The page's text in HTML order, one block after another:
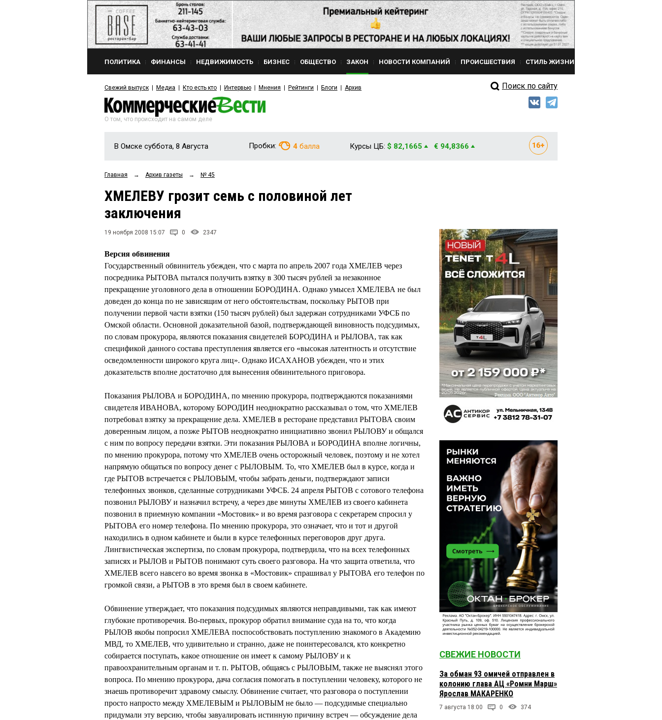
ПОЛИТИКА ФИНАНСЫ НЕДВИЖИМОСТЬ БИЗНЕС ОБЩЕСТВО ЗАКОН НОВОСТИ КОМПАНИЙ ПРОИСШЕСТВИЯ СТИЛЬ ЖИЗНИ
Свежий выпуск Медиа Кто есть кто Интервью Мнения Рейтинги Блоги Архив Поиск по сайту
О том, что происходит на самом деле
В Омске суббота, 8 Августа Пробки: 4 балла Курсы ЦБ: $ 82,1665 € 94,8366
Главная → Архив газеты → № 45
ХМЕЛЕВУ грозит семь с половиной лет
заключения
19 ноября 2008 15:07 0 2347
Версия обвинения
Государственный обвинитель убежден, что с марта по апрель 2007 года ХМЕЛЕВ через
посредника РЫТОВА пытался получить взятку в 300 тысяч рублей за незаконное
прекращение уголовного дела в отношении БОРОДИНА. Однако умысел ХМЕЛЕВА не был
доведен до конца по не зависящим от него обстоятельствам, поскольку РЫТОВ при
получении первой части взятки (150 тысяч рублей) был задержан сотрудниками УФСБ по
Омской области. Основной доказательной базой, подтверждающей виновность подсудимых,
по словам прокурора, являются показания свидетелей БОРОДИНА и РЫЛОВА, так как
спецификой данного состава преступления является его «высокая латентность и отсутствие
осведомленности широкого круга лиц». Однако ИСАХАНОВ убежден, что и этих
доказательств вполне достаточно для вынесения обвинительного приговора.
Показания РЫЛОВА и БОРОДИНА, по мнению прокурора, подтверждаются показаниями
свидетеля ИВАНОВА, которому БОРОДИН неоднократно рассказывал о том, что ХМЕЛЕВ
потребовал взятку за прекращение дела. ХМЕЛЕВ в ресторане представил РЫТОВА своим
доверенным лицом, а позже РЫТОВ неоднократно инициативно звонил РЫЛОВУ и общался
с ним по вопросу передачи взятки. Эти показания РЫЛОВА и БОРОДИНА вполне логичны,
по мнению прокурора, потому что ХМЕЛЕВ очень осторожный человек, поэтому и не хотел
напрямую общаться по вопросу денег с РЫЛОВЫМ. То, что ХМЕЛЕВ был в курсе, когда и
где РЫТОВ встречается с РЫЛОВЫМ, чтобы забрать деньги, подтверждают записи
телефонных звонков, сделанные сотрудниками УФСБ. 24 апреля РЫТОВ с сотового телефона
позвонил РЫЛОВУ и назначил встречу, а через две минуты ХМЕЛЕВ из своего кабинета
позвонил в приемную компании «Мостовик» и во время разговора с секретарем спросил у
РЫТОВА его номер телефона. По мнению прокурора, это означает, что и тот и другой
находились в одном кабинете и были в курсе телефонных переговоров друг друга.
Лингвистическая экспертиза, по словам прокурора, подтвердила, что на всех телефонных
записях и РЫЛОВ и РЫТОВ понимают суть своего разговора. На что защита ответила, что
ХМЕЛЕВ всего навсего во время звонка в «Мостовик» спрашивал у РЫТОВА его телефон по
громкой связи, а РЫТОВ в это время был в своем кабинете.
Обвинение утверждает, что показания подсудимых являются неправдивыми, так как имеют
глубокие противоречия. Во-первых, прокурор обратил внимание суда на то, что когда
РЫЛОВ якобы попросил ХМЕЛЕВА поспособствовать поступлению знакомого в Академию
МВД, то ХМЕЛЕВ, что удивительно и странно, даже не поинтересовался, кто конкретно
собирается поступать, какое отношение он имеет к самому РЫЛОВУ и к
правоохранительным органам и т. п. РЫТОВ, общаясь с РЫЛОВЫМ, также не выяснял этого
вопроса. По мнению прокурора, дача согласия помогать в поступлении человеку, которого не
знаешь противоречит здравому смыслу. Обвинение считает, что разговора о поступлении
просто напросто между ХМЕЛЕВЫМ и РЫЛОВЫМ не было — подсудимые специально
придумали эту версию, чтобы завуалировать истинную причину встреч — обсуждение дела
СВЕЖИЕ НОВОСТИ
За обман 93 омичей отправлен в
колонию глава АЦ «Ромни Марш»
Ярослав МАКАРЕНКО
7 августа 18:00 0 374